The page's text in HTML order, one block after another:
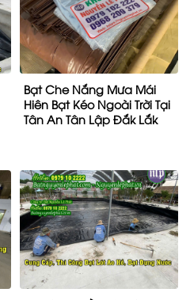
Bạt Che Nắng Mưa Mái
Hiên Bạt Kéo Ngoài Trời Tại
Tân An Tân Lập Đắk Lắk